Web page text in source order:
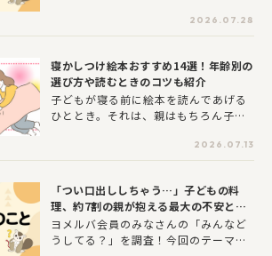
が成長するにつれ、親の手を離れて
「子どもだけでお友だちと遊びに行き
ますよね。自立への第一歩として嬉し
く感じる反面、「事故に遭わないか」
「お友だちとトラブルにならないか」
と、心配や不安が尽きない保護者の方
は、ヨメルバ会員の皆さんに「子ども
ケートを実施しました。みんながどん
な場所で遊んでいるのか、安全のため
のルールや見守りツールの活用法な
ど、調査結果と皆さんのコメントをご
紹介します。
2026.07.28
寝かしつけ絵本おすすめ14選！年齢別の
選び方や読むときのコツも紹介
子どもが寝る前に絵本を読んであげる
ひととき。それは、親はもちろん子ど
ョンタイムです。その一方で、「読ん
でいるうちにどんどん子どもの目がさ
ってくれない」など、寝かしつける際
の絵本の読み聞かせに苦労している方
も多いのではないでしょうか。そこ
で、年齢別のおすすめ寝かしつけ絵本
2026.07.13
「つい口出ししちゃう…」子どもの料
理、約7割の親が抱える最大の不安と
は？
ヨメルバ会員のみなさんの「みんなど
うしてる？」を調査！今回のテーマ